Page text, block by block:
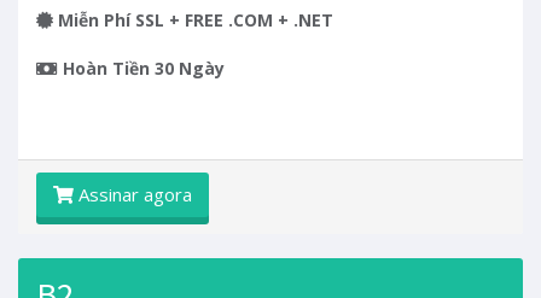
Miễn Phí SSL + FREE .COM + .NET
Hoàn Tiền 30 Ngày
Assinar agora